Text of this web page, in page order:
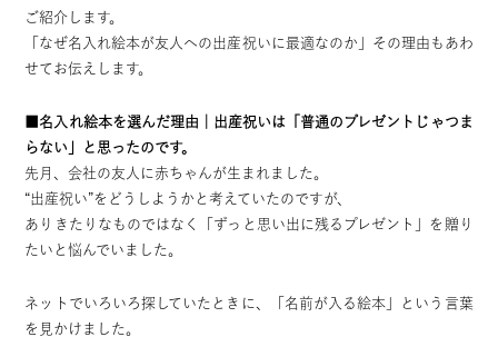
ご紹介します。
「なぜ名入れ絵本が友人への出産祝いに最適なのか」その理由もあわ
せてお伝えします。
■名入れ絵本を選んだ理由｜出産祝いは「普通のプレゼントじゃつま
らない」と思ったのです。
先月、会社の友人に赤ちゃんが生まれました。
“出産祝い”をどうしようかと考えていたのですが、
ありきたりなものではなく「ずっと思い出に残るプレゼント」を贈り
たいと悩んでいました。
ネットでいろいろ探していたときに、「名前が入る絵本」という言葉
を見かけました。